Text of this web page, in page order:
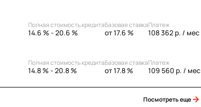
Полная стоимость кредита
14.6 % - 20.6 %
Базовая ставка
от 17.6 %
Платеж
108 362 р. / мес
Полная стоимость кредита
14.8 % - 20.8 %
Базовая ставка
от 17.8 %
Платеж
109 560 р. / мес
Посмотреть еще